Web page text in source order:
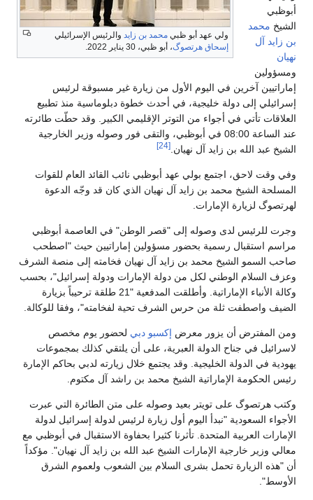
ولي عهد أبو ظبي محمد بن زايد والرئيس الإسرائيلي
إسحاق هرتصوگ، أبو ظبي، 30 يناير 2022.
أبوظبي
الشيخ محمد
بن زايد آل
نهيان
ومسؤولين
إماراتيين آخرين في اليوم الأول من زيارة غير مسبوقة لرئيس
إسرائيلي إلى دولة خليجية، في أحدث خطوة دبلوماسية منذ تطبيع
العلاقات تأتي في أجواء من التوتر الإقليمي الكبير. وقد حطّت طائرته
عند الساعة 08:00 في أبوظبي، والتقى فور وصوله وزير الخارجية
الشيخ عبد الله بن زايد آل نهيان.[24]
وفي وقت لاحق، اجتمع بولي عهد أبوظبي نائب القائد العام للقوات
المسلحة الشيخ محمد بن زايد آل نهيان الذي كان قد وجّه الدعوة
لهرتصوگ لزيارة الإمارات.
وجرت للرئيس لدى وصوله إلى "قصر الوطن" في العاصمة أبوظبي
مراسم استقبال رسمية بحضور مسؤولين إماراتيين حيث "اصطحب
صاحب السمو الشيخ محمد بن زايد آل نهيان فخامته إلى منصة الشرف
وعزف السلام الوطني لكل من دولة الإمارات ودولة إسرائيل"، بحسب
وكالة الأنباء الإماراتية. وأطلقت المدفعية "21 طلقة ترحيباً بزيارة
الضيف واصطفت ثلة من حرس الشرف تحية لفخامته"، وفقا للوكالة.
ومن المفترض أن يزور معرض إكسبو دبي لحضور يوم مخصص
لاسرائيل في جناح الدولة العبرية، على أن يلتقي كذلك بمجموعات
يهودية في الدولة الخليجية. وقد يجتمع خلال زيارته لدبي بحاكم الإمارة
رئيس الحكومة الإماراتية الشيخ محمد بن راشد آل مكتوم.
وكتب هرتصوگ على تويتر بعيد وصوله على متن الطائرة التي عبرت
الأجواء السعودية "نبدأ اليوم أول زيارة لرئيس لدولة إسرائيل لدولة
الإمارات العربية المتحدة. تأثرنا كثيرا بحفاوة الاستقبال في أبوظبي مع
معالي وزير خارجية الإمارات الشيخ عبد الله بن زايد آل نهيان". مؤكداً
أن "هذه الزيارة تحمل بشرى السلام بين الشعوب ولعموم الشرق
الأوسط".